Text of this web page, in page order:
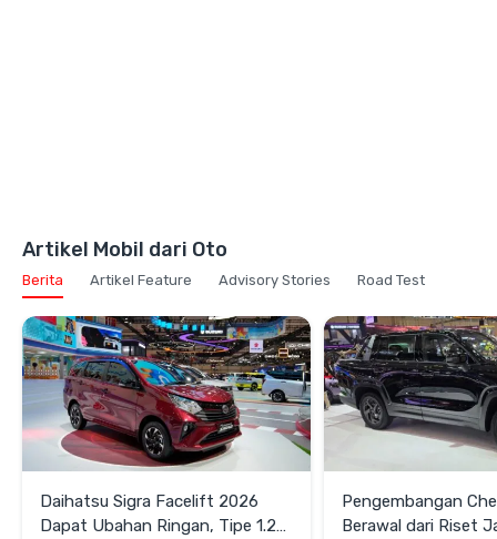
Artikel Mobil dari Oto
Berita Artikel Feature Advisory Stories Road Test
Daihatsu Sigra Facelift 2026
Dapat Ubahan Ringan, Tipe 1.2R
Pengembangan
Berawal dari Riset